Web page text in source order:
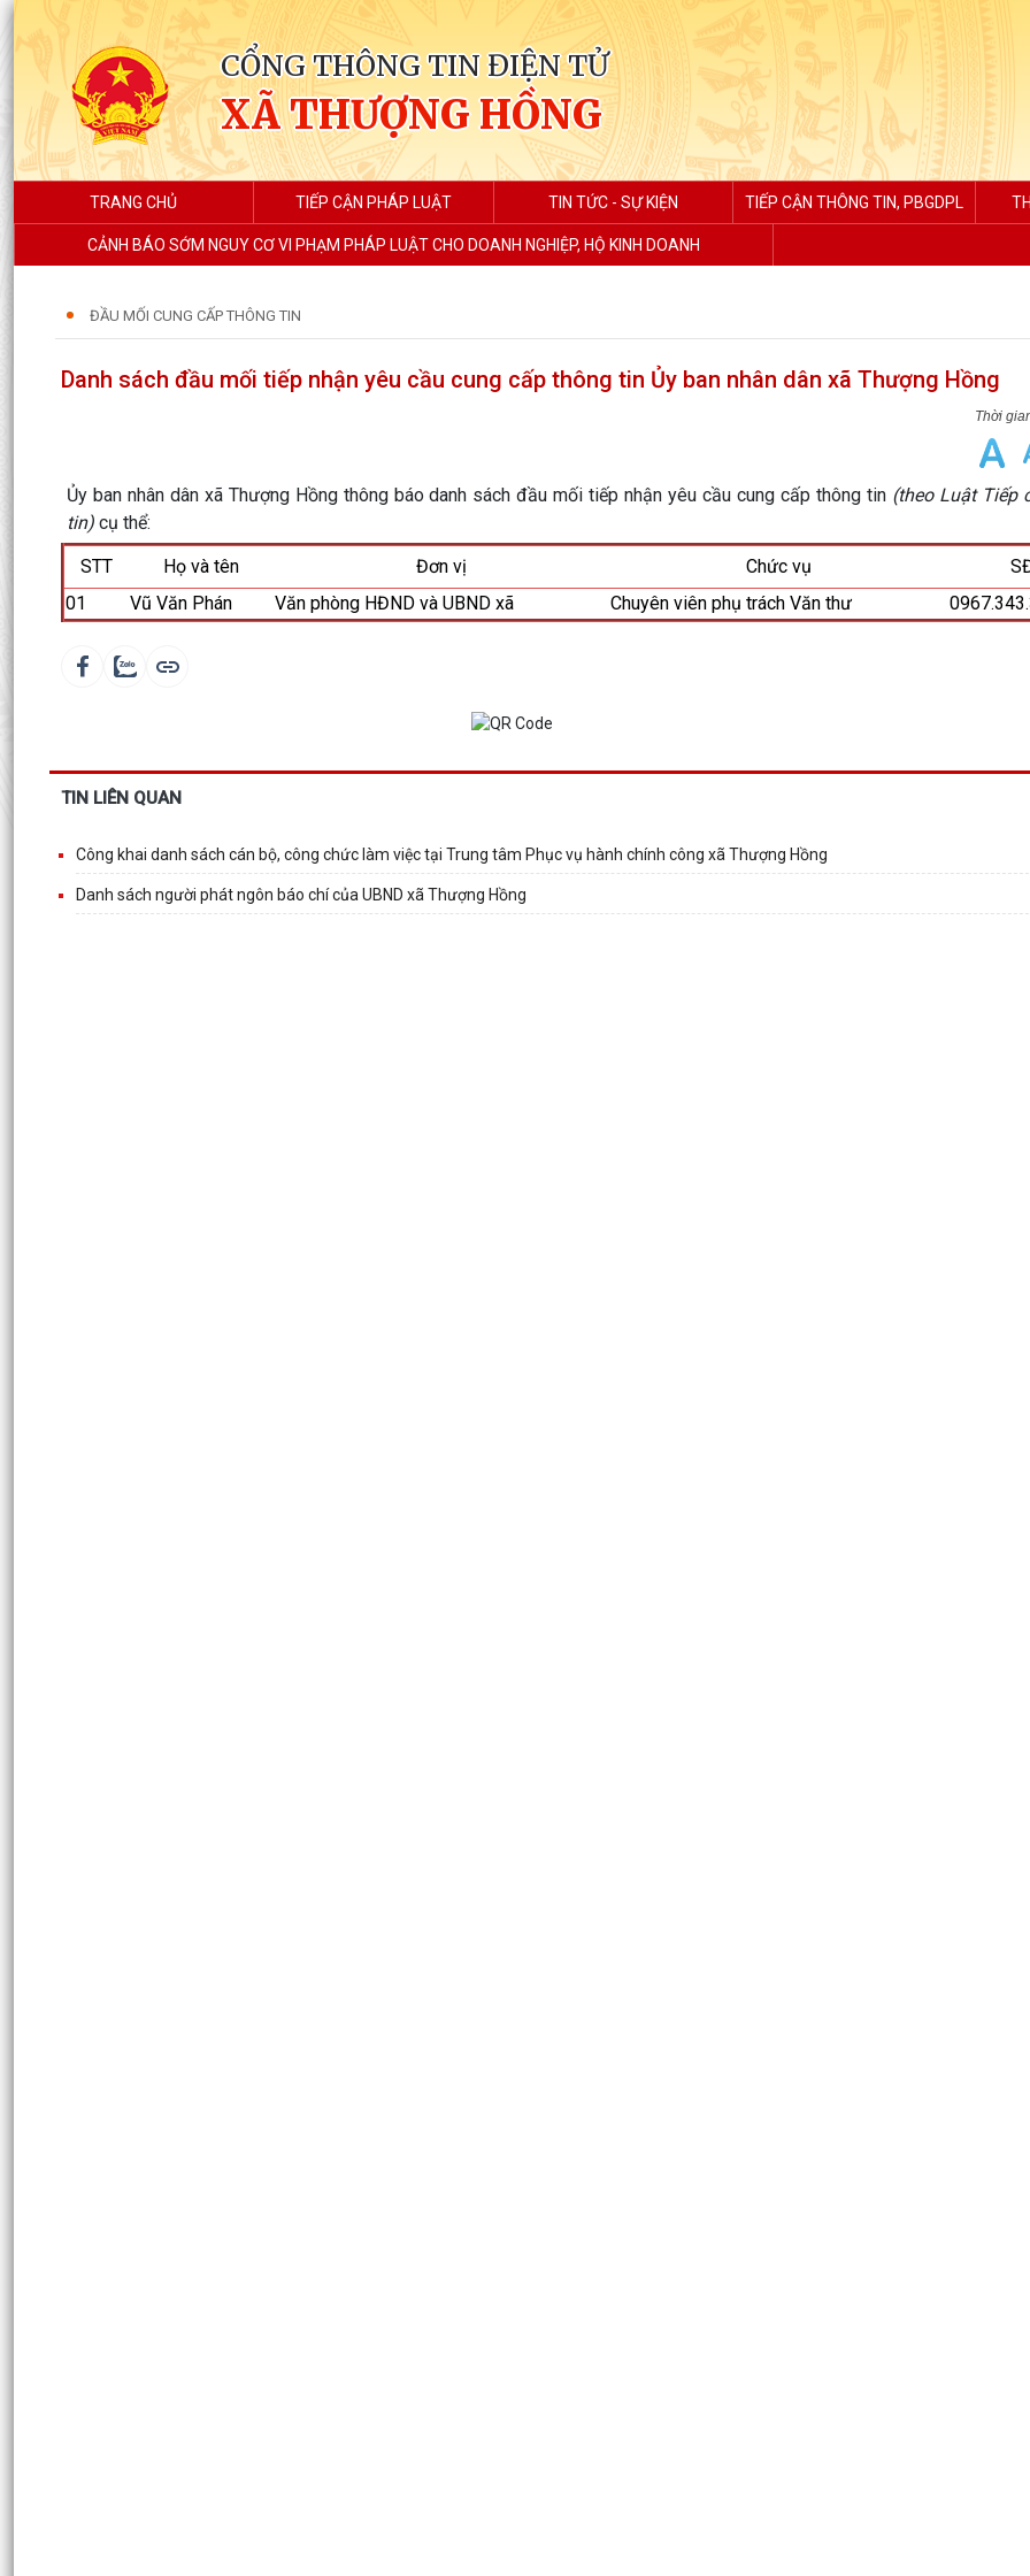
CỔNG THÔNG TIN ĐIỆN TỬ
XÃ THƯỢNG HỒNG
TRANG CHỦ TIẾP CẬN PHÁP LUẬT TIN TỨC - SỰ KIỆN TIẾP CẬN THÔNG TIN, PBGDPL
CẢNH BÁO SỚM NGUY CƠ VI PHẠM PHÁP LUẬT CHO DOANH NGHIỆP, HỘ KINH DOANH
ĐẦU MỐI CUNG CẤP THÔNG TIN
Danh sách đầu mối tiếp nhận yêu cầu cung cấp thông tin Ủy ban nhân dân xã Thượng Hồng
Ủy ban nhân dân xã Thượng Hồng thông báo danh sách đầu mối tiếp nhận yêu cầu cung cấp thông tin (theo Luật Tiếp
tin) cụ thể:
STT
Họ và tên Đơn vị Chức vụ
01
Vũ Văn Phán Văn phòng HĐND và UBND xã Chuyên viên phụ trách Văn thư
TIN LIÊN QUAN
Công khai danh sách cán bộ, công chức làm việc tại Trung tâm Phục vụ hành chính công xã Thượng Hồng
Danh sách người phát ngôn báo chí của UBND xã Thượng Hồng